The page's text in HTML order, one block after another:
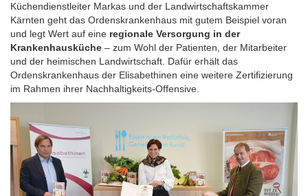
Küchendienstleiter Markas und der Landwirtschaftskammer
Kärnten geht das Ordenskrankenhaus mit gutem Beispiel voran
und legt Wert auf eine regionale Versorgung in der
Krankenhausküche – zum Wohl der Patienten, der Mitarbeiter
und der heimischen Landwirtschaft. Dafür erhält das
Ordenskrankenhaus der Elisabethinen eine weitere Zertifizierung
im Rahmen ihrer Nachhaltigkeits-Offensive.